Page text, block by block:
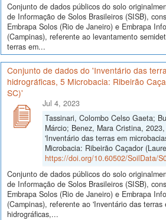
Conjunto de dados públicos do solo
de Informação de Solos Brasileiros (SISB),
Embrapa Solos (Rio de Janeiro) e Embrapa
(Campinas), referente ao levantamento
terras em...
Conjunto de dados do 'Inventário das
hidrográficas, 5 Microbacia: Ribeirão
SC)'
Jul 4, 2023
Tassinari, Colombo Celso Gaeta;
Márcio; Benez, Mara Cristina,
'Inventário das terras em
Microbacia: Ribeirão Caçador
https://doi.org/10.60502/SoilData/
Conjunto de dados públicos do solo
de Informação de Solos Brasileiros (SISB),
Embrapa Solos (Rio de Janeiro) e Embrapa
(Campinas), referente ao 'Inventário das terras
hidrográficas,...